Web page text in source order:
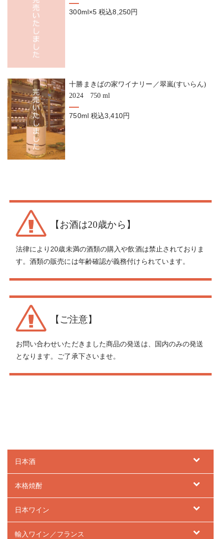
300ml×5税込8,250円
十勝まきばの家ワイナリー／翠嵐(すいらん)
2024 750 ml
750ml 税込3,410円
【お酒は20歳から】
法律により20歳未満の酒類の購入や飲酒は禁止されておりま
す。酒類の販売には年齢確認が義務付けられています。
【ご注意】
お問い合わせいただきました商品の発送は、国内のみの発送
となります。ご了承下さいませ。
日本酒
本格焼酎
日本ワイン
輸入ワイン／フランス